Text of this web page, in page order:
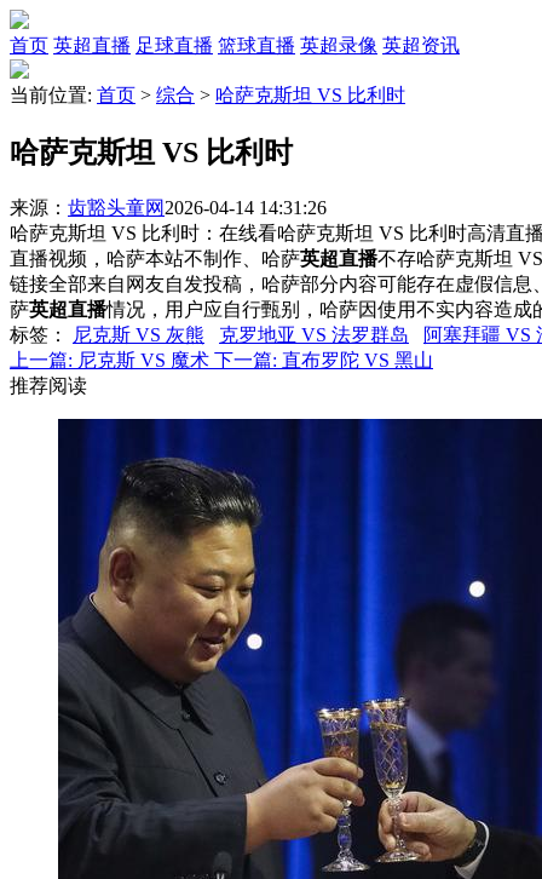
首页 英超直播 足球直播 篮球直播 英超录像 英超资讯
当前位置: 首页 > 综合 > 哈萨克斯坦 VS 比利时
哈萨克斯坦 VS 比利时
来源： 齿豁头童网 2026-04-14 14:31:26
哈萨克斯坦 VS 比利时：在线看哈萨克斯坦 VS 比利时高清直
直播视频，哈萨本站不制作、哈萨英超直播不存哈萨克斯坦
链接全部来自网友自发投稿，哈萨部分内容可能存在虚假信
萨英超直播情况，用户应自行甄别，哈萨因使用不实内容造
标签 ： 尼克斯 VS 灰熊 克罗地亚 VS 法罗群岛
阿塞拜疆 VS
上一篇: 尼克斯 VS 魔术 下一篇: 直布罗陀 VS 黑山
推荐阅读